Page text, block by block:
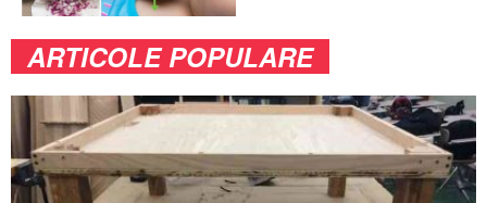
ARTICOLE POPULARE